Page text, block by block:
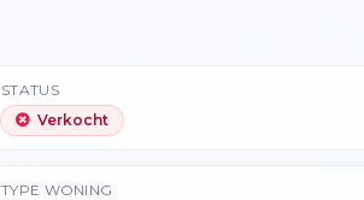
STATUS
Verkocht
TYPE WONING